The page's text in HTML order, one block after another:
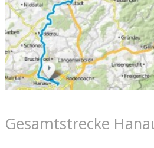
Gesamtstrecke